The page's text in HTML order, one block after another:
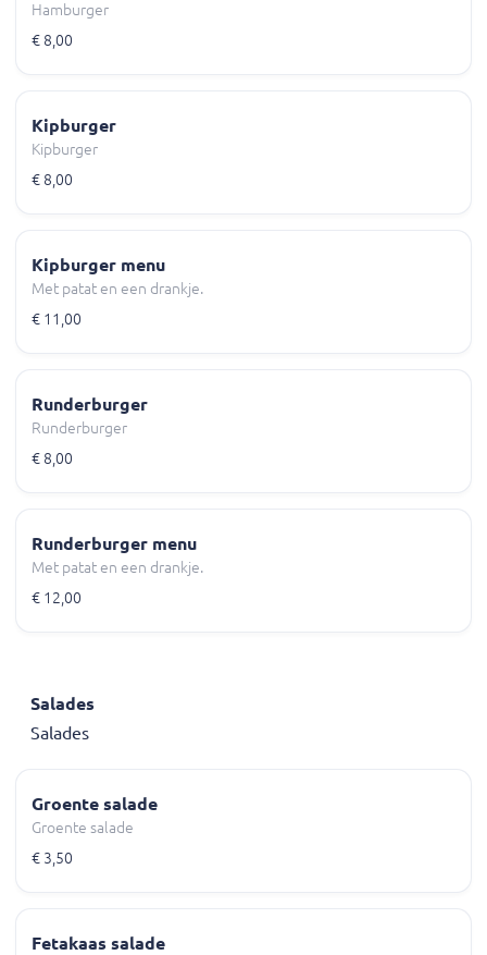
Hamburger
€ 8,00
Kipburger
Kipburger
€ 8,00
Kipburger menu
Met patat en een drankje.
€ 11,00
Runderburger
Runderburger
€ 8,00
Runderburger menu
Met patat en een drankje.
€ 12,00
Salades
Salades
Groente salade
Groente salade
€ 3,50
Fetakaas salade